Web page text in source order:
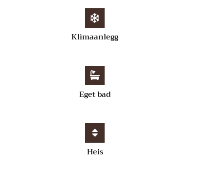
Klimaanlegg
Eget bad
Heis